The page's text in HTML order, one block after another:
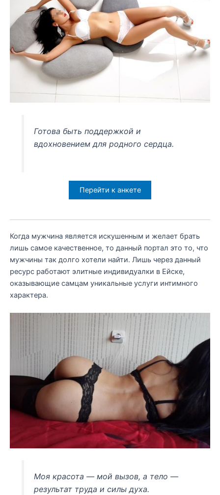
Готова быть поддержкой и
вдохновением для родного сердца.
Перейти к анкете
Когда мужчина является искушенным и желает брать
лишь самое качественное, то данный портал это то, что
мужчины так долго хотели найти. Лишь через данный
ресурс работают элитные индивидуалки в Ейске,
оказывающие самцам уникальные услуги интимного
характера.
Моя красота — мой вызов, а тело —
результат труда и силы духа.